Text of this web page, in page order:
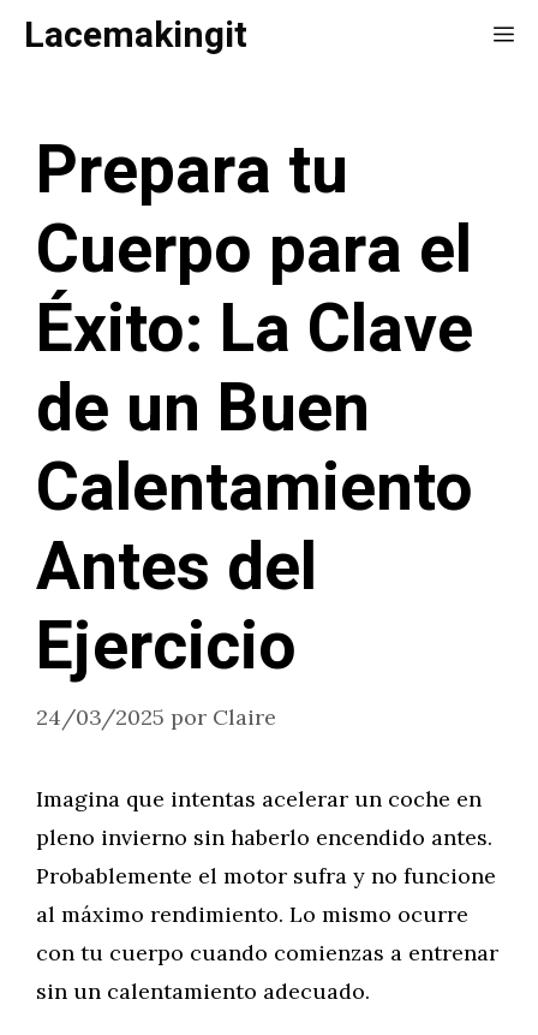
SaltarLacemakingit
Prepara tu
Cuerpo para el
Éxito: La Clave
de un Buen
Calentamiento
Antes del
Ejercicio
24/03/2025 por Claire
Imagina que intentas acelerar un coche en
pleno invierno sin haberlo encendido antes.
Probablemente el motor sufra y no funcione
al máximo rendimiento. Lo mismo ocurre
con tu cuerpo cuando comienzas a entrenar
sin un calentamiento adecuado.